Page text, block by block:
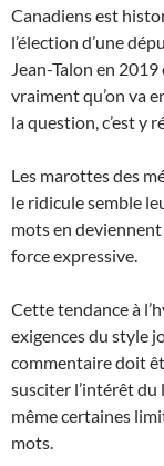
Canadiens est
l’élection d’une
Jean-Talon en
vraiment qu’on va
la question, c’est y
Les marottes des
le ridicule semble
mots en
force expressive.
Cette tendance à
exigences du style
commentaire doit
susciter l’intérêt du
même certaines
mots.